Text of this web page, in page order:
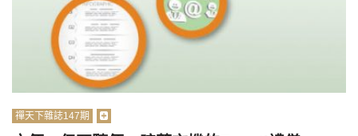
禪天下雜誌147期